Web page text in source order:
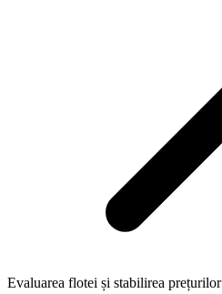
Evaluarea flotei și stabilirea prețurilor